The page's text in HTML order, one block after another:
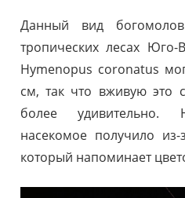
Данный вид
тропических лесах
Hymenopus coronatus
см, так что вживую это
более удивительно.
насекомое получило
который напоминает